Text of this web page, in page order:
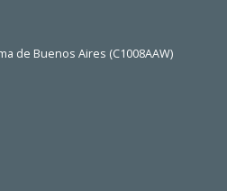
de Buenos Aires (C1008AAW)